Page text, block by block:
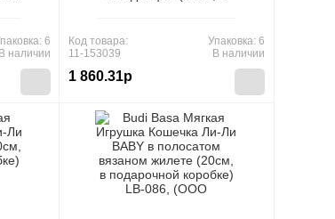
6
В наличии
Код товара:
11-153039
1 860.31р
Упаковка: 6
В наличии